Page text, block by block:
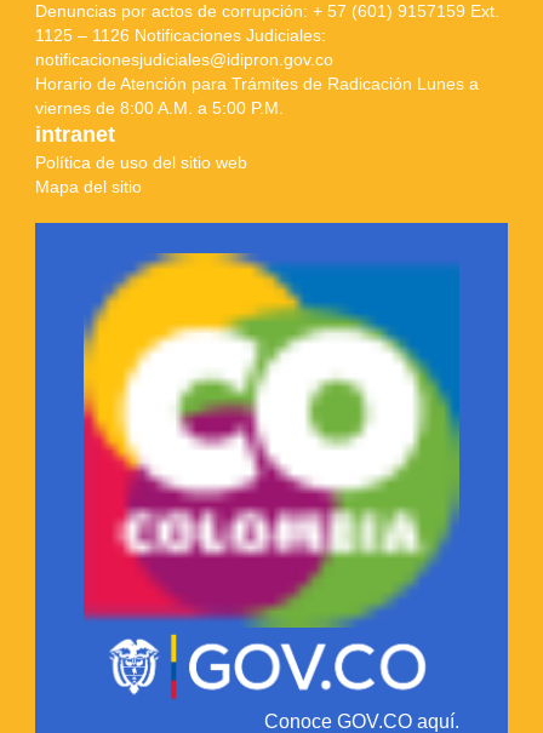
Denuncias por actos de corrupción: + 57 (601) 9157159 Ext.
1125 – 1126 Notificaciones Judiciales:
notificacionesjudiciales@idipron.gov.co
Horario de Atención para Trámites de Radicación Lunes a
viernes de 8:00 A.M. a 5:00 P.M.
intranet
Política de uso del sitio web
Mapa del sitio
Conoce GOV.CO aquí.